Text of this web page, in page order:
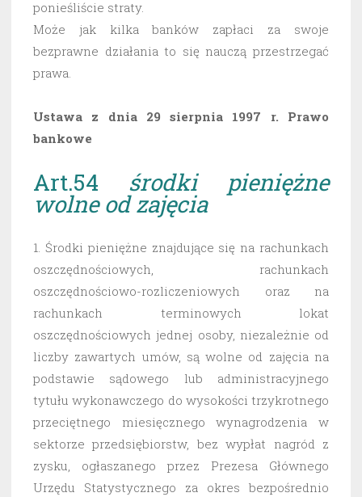
ponieśliście straty.
Może jak kilka banków zapłaci za swoje
bezprawne działania to się nauczą przestrzegać
prawa.
Ustawa z dnia 29 sierpnia 1997 r. Prawo
bankowe
Art.54 środki pieniężne
wolne od zajęcia
1. Środki pieniężne znajdujące się na rachunkach
oszczędnościowych, rachunkach
oszczędnościowo-rozliczeniowych oraz na
rachunkach terminowych lokat
oszczędnościowych jednej osoby, niezależnie od
liczby zawartych umów, są wolne od zajęcia na
podstawie sądowego lub administracyjnego
tytułu wykonawczego do wysokości trzykrotnego
przeciętnego miesięcznego wynagrodzenia w
sektorze przedsiębiorstw, bez wypłat nagród z
zysku, ogłaszanego przez Prezesa Głównego
Urzędu Statystycznego za okres bezpośrednio